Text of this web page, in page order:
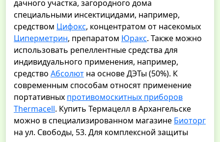
дачного участка, загородного дома
специальными инсектицидами, например,
средством Цифокс, концентратом от насекомых
Циперметрин, препаратом Юракс. Также можно
использовать репеллентные средства для
индивидуального применения, например,
средство Абсолют на основе ДЭТы (50%). К
современным способам относят применение
портативных противомоскитных приборов
Thermacell. Купить Термацелл в Архангельске
можно в специализированном магазине Биоторг
на ул. Свободы, 53. Для комплексной защиты